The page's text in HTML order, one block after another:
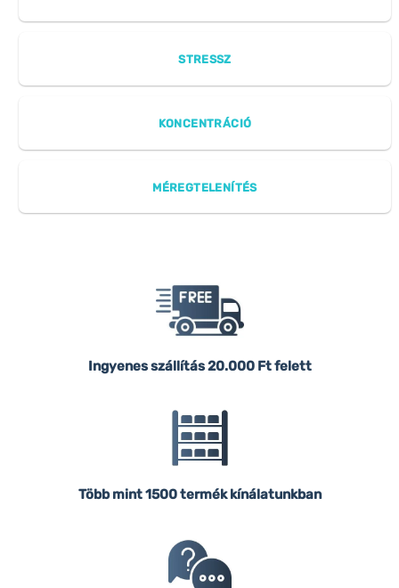
STRESSZ
KONCENTRÁCIÓ
MÉREGTELENÍTÉS
Ingyenes szállítás20.000 Ft felett
Több mint 1500 termék kínálatunkban